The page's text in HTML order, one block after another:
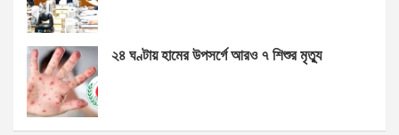
২৪ ঘণ্টায় হামের উপসর্গে আরও ৭ শিশুর মৃত্যু